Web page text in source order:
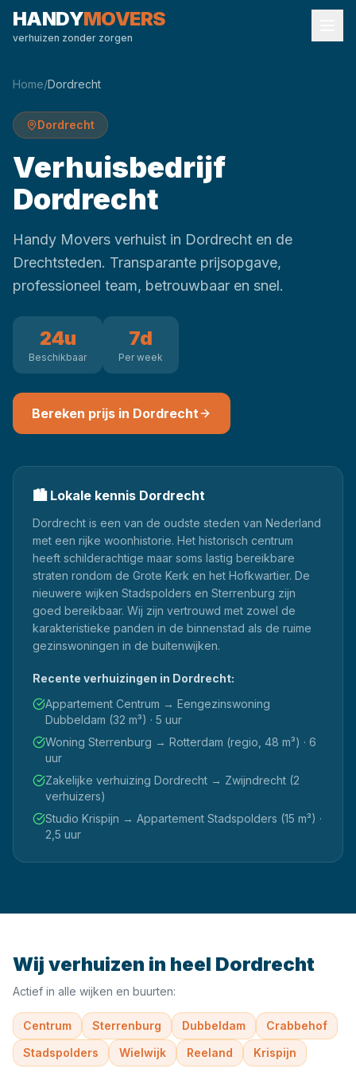
HANDYMOVERS
verhuizen zonder zorgen
Home/Dordrecht
Dordrecht
Verhuisbedrijf
Dordrecht
Handy Movers verhuist in Dordrecht en de
Drechtsteden. Transparante prijsopgave,
professioneel team, betrouwbaar en snel.
24u
Beschikbaar
7d
Per week
Bereken prijs in Dordrecht
🏙️ Lokale kennis Dordrecht
Dordrecht is een van de oudste steden van Nederland
met een rijke woonhistorie. Het historisch centrum
heeft schilderachtige maar soms lastig bereikbare
straten rondom de Grote Kerk en het Hofkwartier. De
nieuwere wijken Stadspolders en Sterrenburg zijn
goed bereikbaar. Wij zijn vertrouwd met zowel de
karakteristieke panden in de binnenstad als de ruime
gezinswoningen in de buitenwijken.
Recente verhuizingen in Dordrecht:
Appartement Centrum → Eengezinswoning
Dubbeldam (32 m³) · 5 uur
Woning Sterrenburg → Rotterdam (regio, 48 m³) · 6
uur
Zakelijke verhuizing Dordrecht → Zwijndrecht (2
verhuizers)
Studio Krispijn → Appartement Stadspolders (15 m³) ·
2,5 uur
Wij verhuizen in heel Dordrecht
Actief in alle wijken en buurten:
Centrum Sterrenburg Dubbeldam
Crabbehof
Stadspolders
Wielwijk Reeland Krispijn